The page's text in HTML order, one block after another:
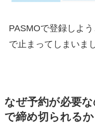
PASMOで登録しよ
で止まってしまいま
なぜ予約が必要
で締め切られるか